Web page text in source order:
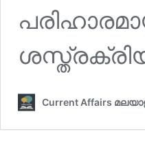
Current Affairs